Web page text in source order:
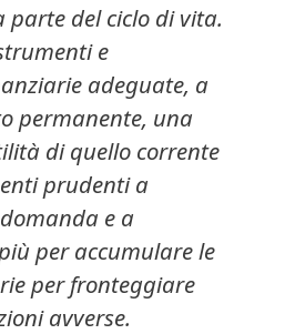
parte del ciclo di vita.
e
adeguate, a
permanente, una
di quello corrente
prudenti a
e a
per accumulare le
per fronteggiare
avverse.